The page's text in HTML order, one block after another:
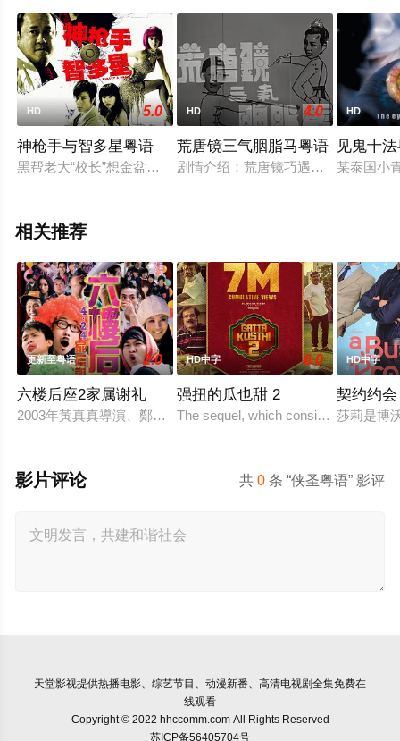
视猫或剧情网等平台了解。
HD 5.0
神枪手与智多星粤语
黑帮老大“校长”想金盆洗手，却被女友小嫂和手下阿一( 吴庆哲
HD 4.0
荒唐镜三气胭脂马粤语
剧情介绍：荒唐镜巧遇卖武姑娘胡艳
HD
见鬼十
某泰国小
相关推荐
更新至粤语 2.0
六楼后座2家属谢礼
2003年黃真真導演、鄭丹瑞編劇的喜劇《六樓后座》拍出香港
HD中字 6.0
强扭的瓜也甜 2
The sequel, which consists of
HD中字
契约约会
莎莉是博
共0 条 “侠圣粤语” 影评
影片评论
天堂影视提供热播电影、综艺节目、动漫新番、高清电视剧全集免费在
线观看
Copyright © 2022 hhccomm.com All Rights Reserved
苏ICP备56405704号